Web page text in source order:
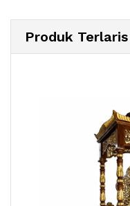
Produk Terlaris